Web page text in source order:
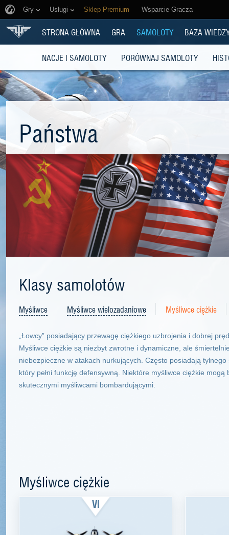
Gry Usługi Sklep Premium Wsparcie Gracza
STRONA GŁÓWNA GRA SAMOLOTY BAZA
NACJE I SAMOLOTY PORÓWNAJ SAMOLOTY
Państwa
Klasy samolotów
Myśliwce Myśliwce wielozadaniowe Myśliwce ciężkie
„Łowcy” posiadający przewagę ciężkiego uzbrojenia i dobrej
Myśliwce ciężkie są niezbyt zwrotne i dynamiczne, ale
niebezpieczne w atakach nurkujących. Często posiadają tylnego
który pełni funkcję defensywną. Niektóre myśliwce ciężkie mogą
skutecznymi myśliwcami bombardującymi.
Myśliwce ciężkie
VI